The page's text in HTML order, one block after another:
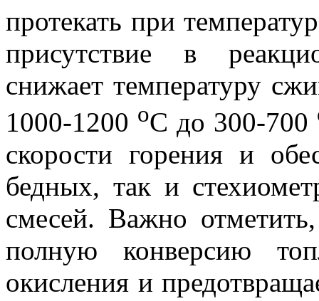
протекать при
присутствие в
снижает температуру
1000-1200 оС до 300-700
скорости горения и
бедных, так и
смесей. Важно отметить,
полную конверсию
окисления и